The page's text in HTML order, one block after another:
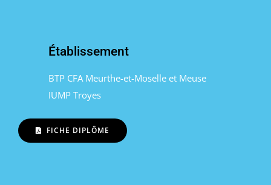
Établissement
BTP CFA Meurthe-et-Moselle et Meuse
IUMP Troyes
FICHE DIPLÔME